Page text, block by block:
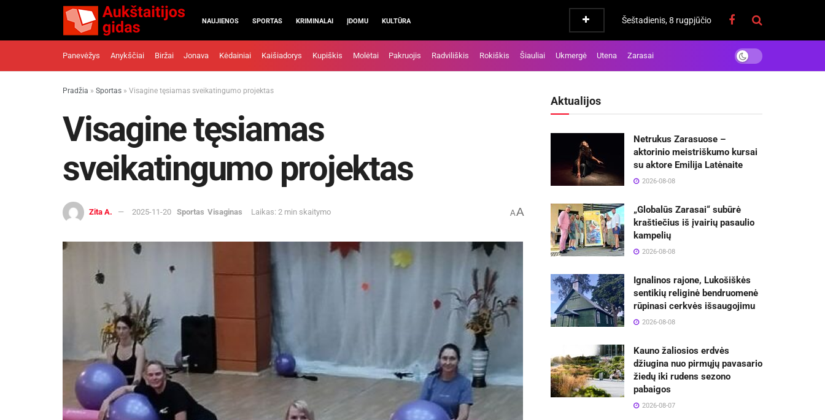
NAUJIENOS SPORTAS KRIMINALAI ĮDOMU KULTŪRA Šeštadienis, 8 rugpjūčio
Panevėžys Anykščiai Biržai Jonava Kėdainiai Kaišiadorys Kupiškis Molėtai Pakruojis Radviliškis Rokiškis Šiauliai Ukmergė Utena Zarasai
Pradžia » Sportas » Visagine tęsiamas sveikatingumo projektas
Visagine tęsiamas
sveikatingumo projektas
Zita A. 2025-11-20 Sportas Visaginas Laikas: 2 min skaitymo AA
Aktualijos
Netrukus Zarasuose –
aktorinio meistriškumo kursai
su aktore Emilija Latėnaite
2026-08-08
„Globalūs Zarasai“ subūrė
kraštiečius iš įvairių pasaulio
kampelių
2026-08-08
Ignalinos rajone, Lukošiškės
sentikių religinė bendruomenė
rūpinasi cerkvės išsaugojimu
2026-08-08
Kauno žaliosios erdvės
džiugina nuo pirmųjų pavasario
žiedų iki rudens sezono
pabaigos
2026-08-07